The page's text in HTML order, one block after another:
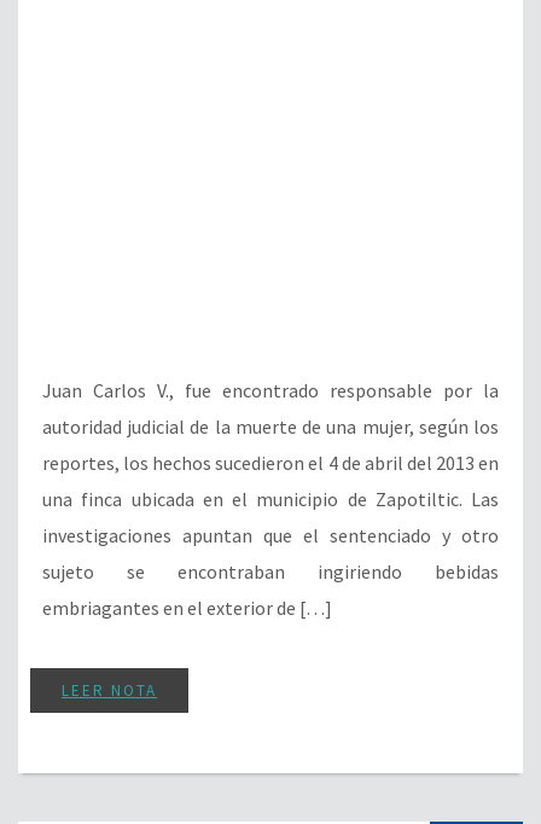
embriagantes en el exterior de […]
LEER NOTA
Detenido por vestirse de
policía y cometer asaltos a